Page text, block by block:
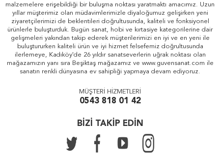
malzemelere erişebildiği bir buluşma noktası yaratmaktı amacımız. Uzun
yıllar müşterimiz olan müdavimlerimizle diyaloğumuz gelişirken yeni
ziyaretçilerimizi de beklentileri doğrultusunda, kaliteli ve fonksiyonel
ürünlerle buluşturduk. Bugün sanat, hobi ve kırtasiye kategorilerine dair
gelişmeleri yakından takip ederek müşterilerimizi en iyi ve en yeni ile
buluştururken kaliteli ürün ve iyi hizmet felsefemiz doğrultusunda
ilerlemeye, Kadıköy'de 26 yıldır sanatseverlerin uğrak noktası olan
mağazamızın yanı sıra Beşiktaş mağazamız ve www.guvensanat.com ile
sanatın renkli dünyasına ev sahipliği yapmaya devam ediyoruz.
MÜŞTERİ HİZMETLERİ
0543 818 01 42
BİZİ TAKİP EDİN